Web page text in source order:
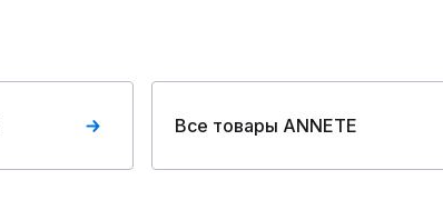
Все товары ANNETE